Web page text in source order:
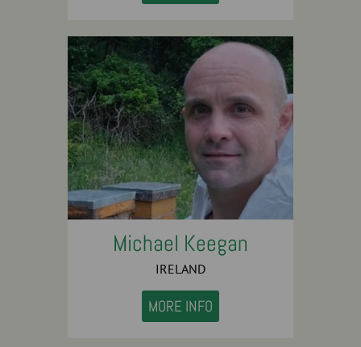
Michael Keegan
IRELAND
MORE INFO